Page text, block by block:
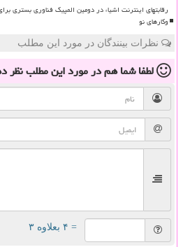
رقابتهای اینترنت اشیاء در دومین المپیک فناوری بستری
وکارهای نو
نظرات بینندگان در مورد این مطلب
لطفا شما همدر مورد این مطلبنظر
= ۴ بعلاوه ۳